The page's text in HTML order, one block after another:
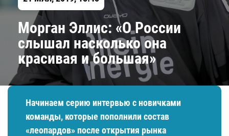
Морган Эллис: «О России
слышал насколько она
красивая и большая»
Начинаем серию интервью с новичками
команды, которые пополнили состав
«леопардов» после открытия рынка